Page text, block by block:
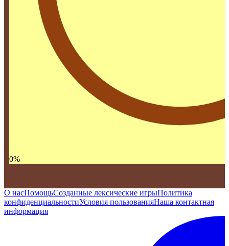
0%
О насПомощьСозданные лексические игрыПолитика
конфиденциальностиУсловия пользованияНаша контактная
информация